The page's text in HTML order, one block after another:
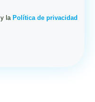
y laPolítica de privacidad